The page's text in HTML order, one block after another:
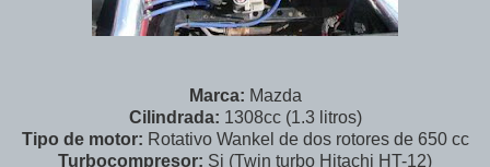
Marca: Mazda
Cilindrada: 1308cc (1.3 litros)
Tipo de motor: Rotativo Wankel de dos rotores de 650 cc
Turbocompresor: Si (Twin turbo Hitachi HT-12)